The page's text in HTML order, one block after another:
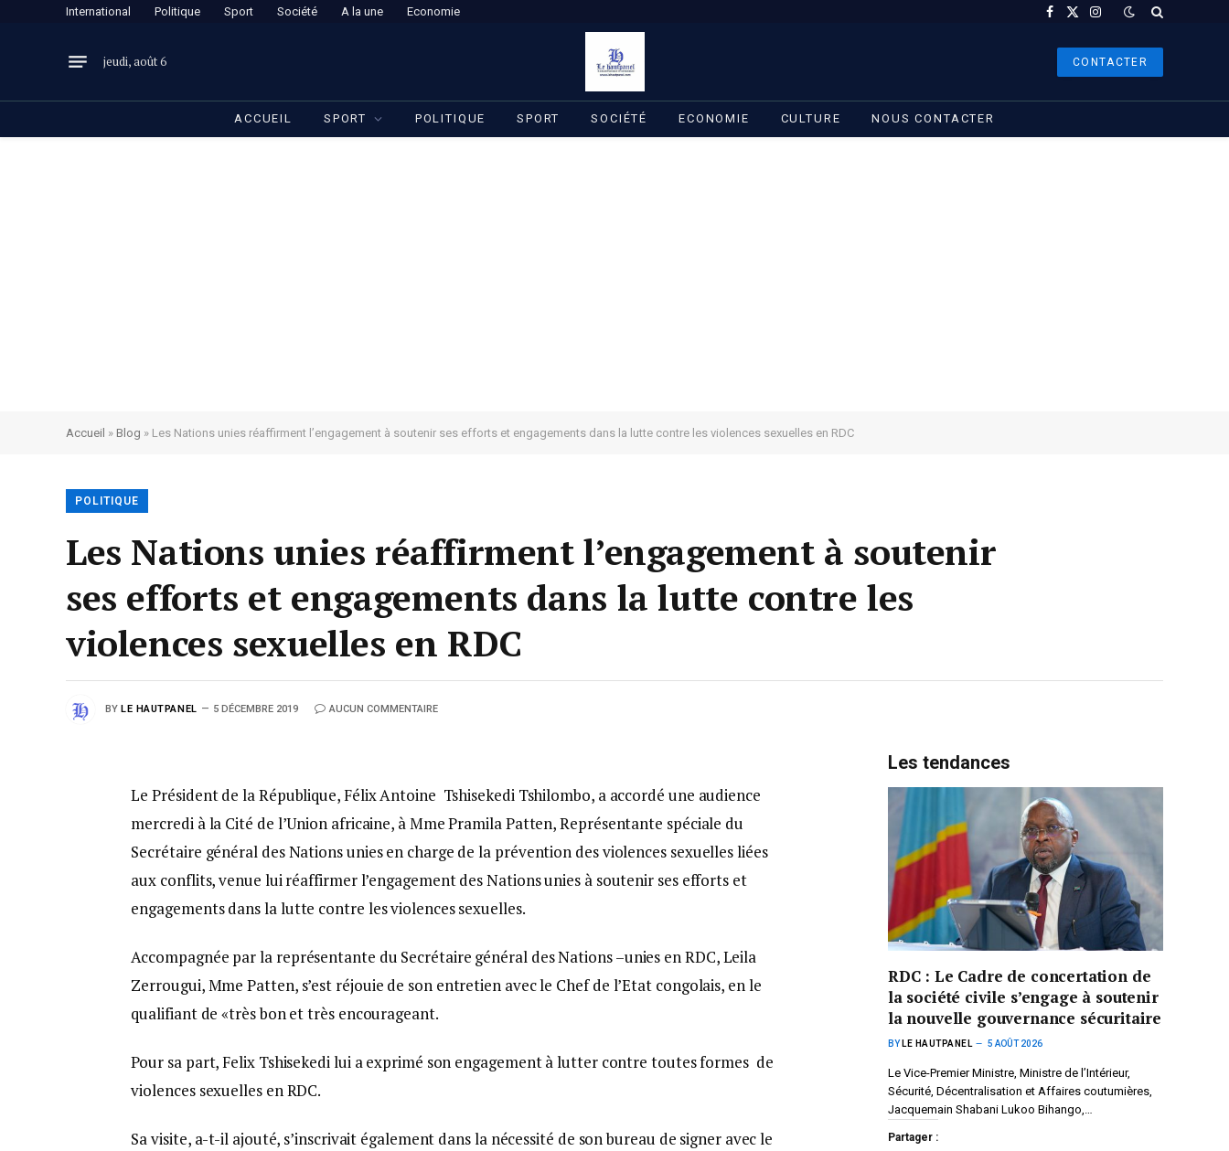
International Politique Sport Société A la une Economie Facebook
X
Instagram
jeudi, août 6 CONTACTER
ACCUEIL SPORT POLITIQUE SPORT SOCIÉTÉ ECONOMIE CULTURE NOUS CONTACTER
Accueil » Blog » Les Nations unies réaffirment l’engagement à soutenir ses efforts et engagements dans la lutte contre les violences sexuelles en RDC
POLITIQUE
Les Nations unies réaffirment l’engagement à soutenir
ses efforts et engagements dans la lutte contre les
violences sexuelles en RDC
BY LE HAUTPANEL 5 DÉCEMBRE 2019 AUCUN COMMENTAIRE
Le Président de la République, Félix Antoine Tshisekedi Tshilombo, a accordé une audience
mercredi à la Cité de l’Union africaine, à Mme Pramila Patten, Représentante spéciale du
Secrétaire général des Nations unies en charge de la prévention des violences sexuelles liées
aux conflits, venue lui réaffirmer l’engagement des Nations unies à soutenir ses efforts et
engagements dans la lutte contre les violences sexuelles.
Accompagnée par la représentante du Secrétaire général des Nations –unies en RDC, Leila
Zerrougui, Mme Patten, s’est réjouie de son entretien avec le Chef de l’Etat congolais, en le
qualifiant de «très bon et très encourageant.
Pour sa part, Felix Tshisekedi lui a exprimé son engagement à lutter contre toutes formes de
violences sexuelles en RDC.
Sa visite, a-t-il ajouté, s’inscrivait également dans la nécessité de son bureau de signer avec le
Les tendances
RDC : Le Cadre de concertation de
la société civile s’engage à soutenir
la nouvelle gouvernance sécuritaire
BY LE HAUTPANEL 5 AOÛT 2026
Le Vice-Premier Ministre, Ministre de l’Intérieur,
Sécurité, Décentralisation et Affaires coutumières,
Jacquemain Shabani Lukoo Bihango,…
Partager :